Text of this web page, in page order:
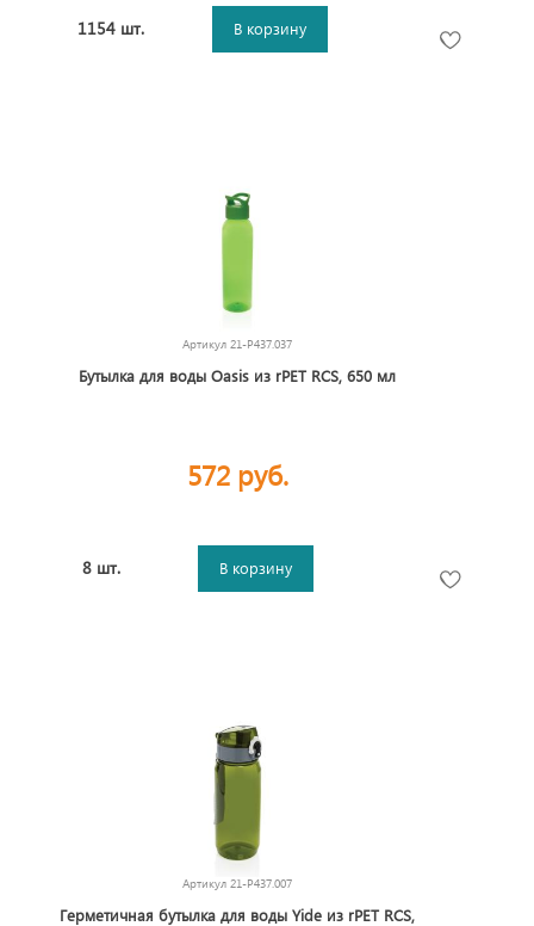
1154 шт. В корзину
Артикул 21-P437.037
Бутылка для воды Oasis из rPET RCS, 650 мл
572 руб.
8 шт. В корзину
Артикул 21-P437.007
Герметичная бутылка для воды Yide из rPET RCS,